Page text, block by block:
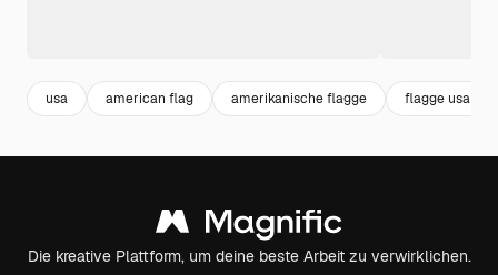
usa american flag amerikanische flagge flagge usa
Die kreative Plattform, um deine beste Arbeit zu verwirklichen.